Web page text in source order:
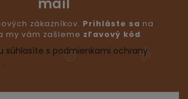
zákazníkov. Prihláste sa na
my vám zašleme zľavový kód.
súhlasíte s podmienkami ochrany